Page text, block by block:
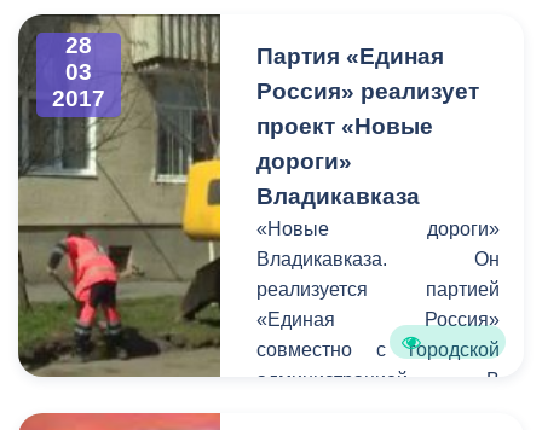
совещании, прошедшем
под председательством
руководителем УФК РСО-
Алания Галины
Айларовой присутствовали:
первый заместитель
Председателя
Правительства РСО-
Алания Ахсарбек
Сабаткоев, Председатель
Парламента РСО-
28
03
2017
Партия «Единая
Россия» реализует
проект «Новые
дороги»
Владикавказа
«Новые дороги»
Владикавказа. Он
реализуется партией
«Единая Россия»
совместно с городской
администрацией. В